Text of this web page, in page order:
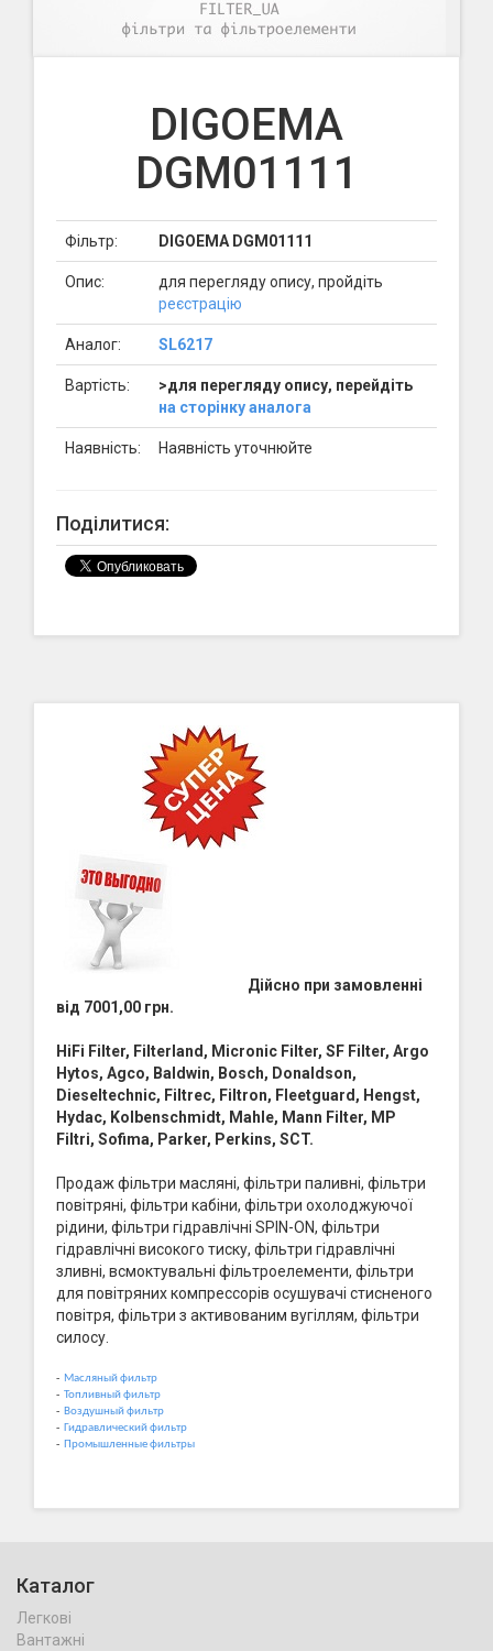
DIGOEMA
DGM01111
Фільтр: DIGOEMA DGM01111
Опис:
для перегляду опису, пройдіть
реєстрацію
Аналог: SL6217
Вартість:
>для перегляду опису, перейдіть
на сторінку аналога
Наявність: Наявність уточнюйте
Поділитися:
Дійсно при замовленні
від 7001,00 грн.
HiFi Filter, Filterland, Micronic Filter, SF Filter, Argo
Hytos, Agco, Baldwin, Bosch, Donaldson,
Dieseltechnic, Filtrec, Filtron, Fleetguard, Hengst,
Hydac, Kolbenschmidt, Mahle, Mann Filter, MP
Filtri, Sofima, Parker, Perkins, SCT.
Продаж фільтри масляні, фільтри паливні, фільтри
повітряні, фільтри кабіни, фільтри охолоджуючої
рідини, фільтри гідравлічні SPIN-ON, фільтри
гідравлічні високого тиску, фільтри гідравлічні
зливні, всмоктувальні фільтроелементи, фільтри
для повітряних компрессорів осушувачі стисненого
повітря, фільтри з активованим вугіллям, фільтри
силосу.
- Масляный фильтр
- Топливный фильтр
- Воздушный фильтр
- Гидравлический фильтр
- Промышленные фильтры
Каталог
Легкові
Вантажні